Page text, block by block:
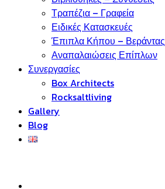
Τραπέζια – Γραφεία
Ειδικές Κατασκευές
Έπιπλα Κήπου – Βεράντας
Αναπαλαιώσεις Επίπλων
Συνεργασίες
Box Architects
Rocksaltliving
Gallery
Blog